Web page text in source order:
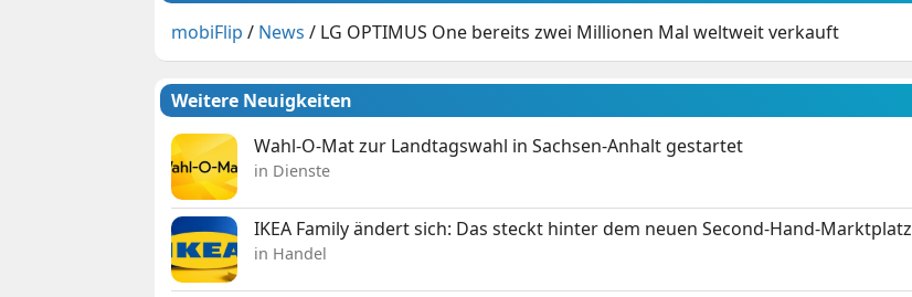
mobiFlip / News / LG OPTIMUS One bereits zwei Millionen Mal weltweit verkauft
Weitere Neuigkeiten
Wahl-O-Mat zur Landtagswahl in Sachsen-Anhalt gestartet
in Dienste
IKEA Family ändert sich: Das steckt hinter dem neuen Second-Hand-Marktplatz
in Handel